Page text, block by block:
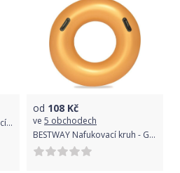
CreativeToys Kruh nafukovací Cars
od 108 Kč
ve 5 obchodech
BESTWAY Nafukovací kruh - Gold, 91cm